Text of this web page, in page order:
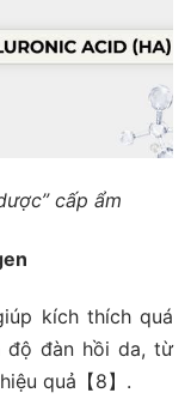
cấp ẩm
kích thích quá
độ đàn hồi da, từ
quả【8】.